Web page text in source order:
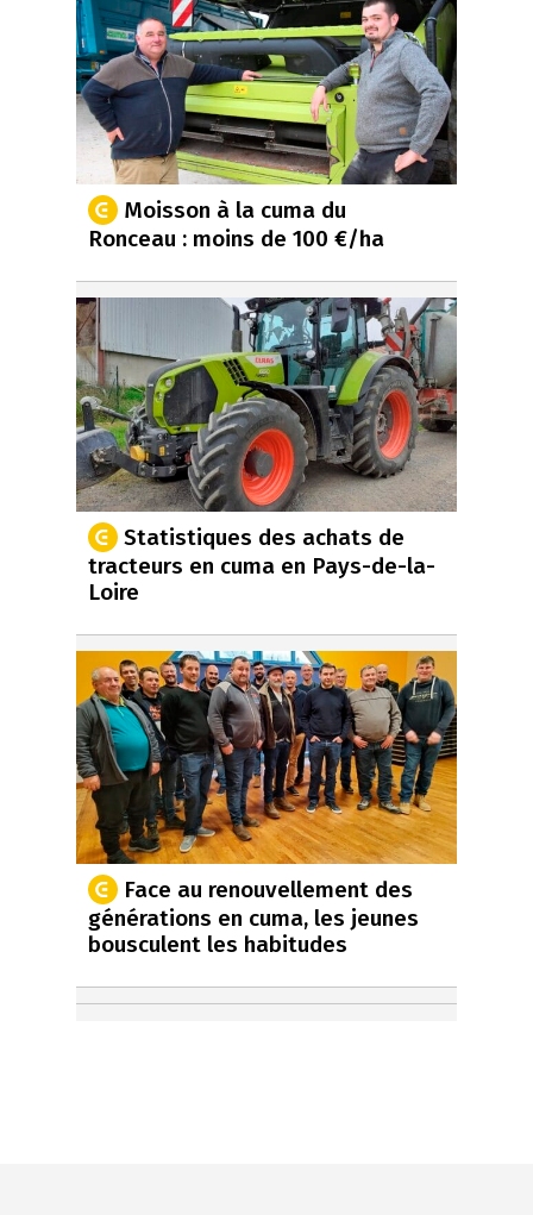
Moisson à la cuma du
Ronceau : moins de 100 €/ha
Statistiques des achats de
tracteurs en cuma en Pays-de-la-
Loire
Face au renouvellement des
générations en cuma, les jeunes
bousculent les habitudes